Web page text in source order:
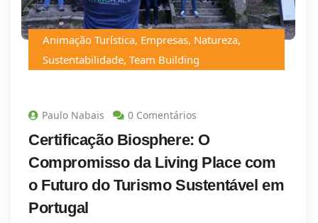
Animação Turística, Empresas, Natureza,
Sustentabilidade, Team Building
Paulo Nabais 0 Comentários
Certificação Biosphere: O
Compromisso da Living Place com
o Futuro do Turismo Sustentável em
Portugal